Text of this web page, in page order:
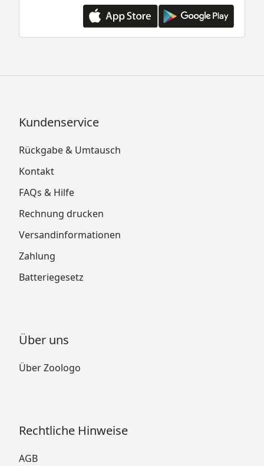
Kundenservice
Rückgabe & Umtausch
Kontakt
FAQs & Hilfe
Rechnung drucken
Versandinformationen
Zahlung
Batteriegesetz
Über uns
Über Zoologo
Rechtliche Hinweise
AGB